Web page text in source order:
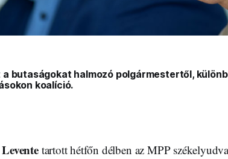
a butaságokat halmozó polgármestertől,
koalíció.
tartott hétfőn délben az MPP